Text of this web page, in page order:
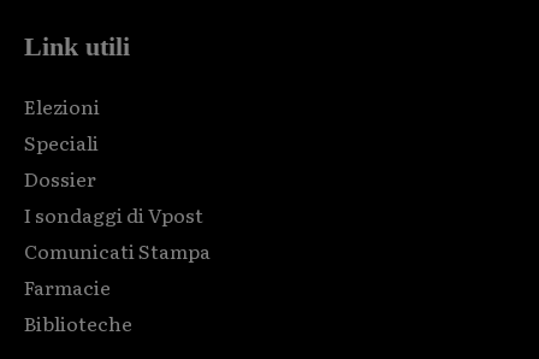
Link utili
Elezioni
Speciali
Dossier
I sondaggi di Vpost
Comunicati Stampa
Farmacie
Biblioteche